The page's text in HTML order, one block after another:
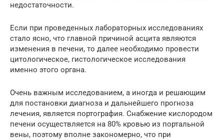
недостаточности.
Если при проведенных лабораторных исследованиях
стало ясно, что главной причиной асцита являются
изменения в печени, то далее необходимо провести
цитологическое, гистологическое исследования
именно этого органа.
Очень важным исследованием, а иногда и решающим
для постановки диагноза и дальнейшего прогноза
лечения, является портография. Снабжение кислородом
печени осуществляется на 80% кровью из портальной
вены, поэтому вполне закономерно, что при